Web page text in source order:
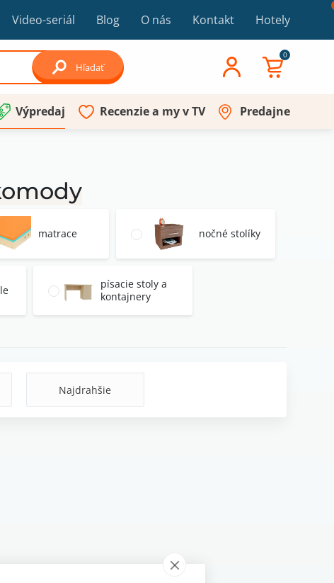
Video-seriál Blog O nás Kontakt Hotely
Hľadať
0
Výpredaj Recenzie a my v TV Predajne
matrace nočné stolíky
písacie stoly a
kontajnery
Najdrahšie